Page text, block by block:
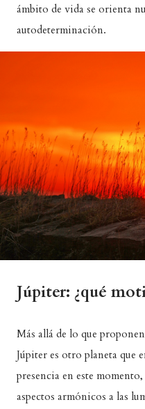
ámbito de vida se orienta
autodeterminación.
Júpiter: ¿qué
Más allá de lo que
Júpiter es otro planeta que
presencia en este
aspectos armónicos a las